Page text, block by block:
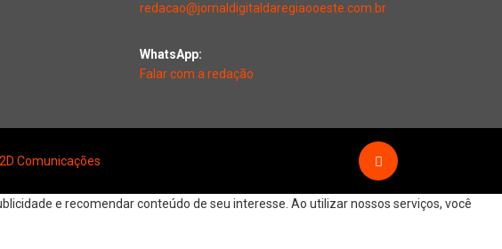
redacao@jornaldigitaldaregiaooeste.com.br
WhatsApp:
Falar com a redação
2D Comunicações
e recomendar conteúdo de seu interesse. Ao utilizar nossos serviços, você